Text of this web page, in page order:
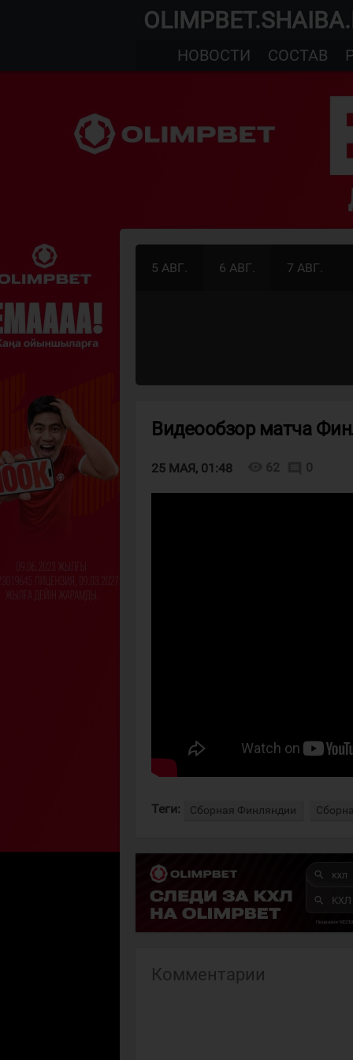
НОВОСТИ
СОСТАВ
5 АВГ. 6 АВГ. 7 АВГ.
Видеообзор матча
25 МАЯ, 01:48 62 0
Теги: Сборная Финляндии
Комментарии